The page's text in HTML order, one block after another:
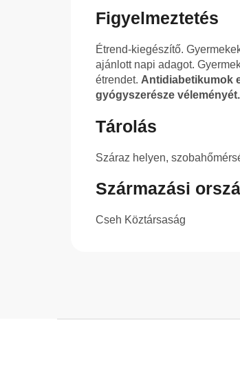
Figyelmeztetés
Étrend-kiegészítő.
ajánlott napi adagot.
étrendet. Antidiabetikumok
gyógyszerésze véleményét.
Tárolás
Száraz helyen,
Származási
Cseh Köztársaság